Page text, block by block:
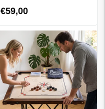
Regulärer
Preis
€59,00